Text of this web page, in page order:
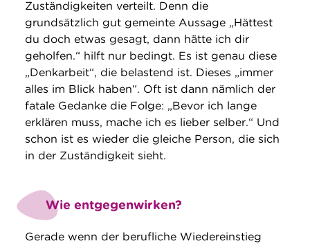
Zuständigkeiten verteilt. Denn die
grundsätzlich gut gemeinte Aussage „Hättest
du doch etwas gesagt, dann hätte ich dir
geholfen.“ hilft nur bedingt. Es ist genau diese
„Denkarbeit“, die belastend ist. Dieses „immer
alles im Blick haben“. Oft ist dann nämlich der
fatale Gedanke die Folge: „Bevor ich lange
erklären muss, mache ich es lieber selber.“ Und
schon ist es wieder die gleiche Person, die sich
in der Zuständigkeit sieht.
Wie entgegenwirken?
Gerade wenn der berufliche Wiedereinstieg